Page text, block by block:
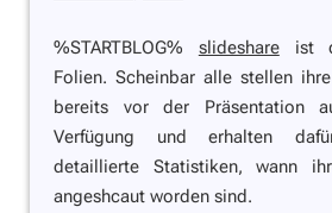
%STARTBLOG% slideshareist
Folien. Scheinbar alle stellen
bereits vor der Präsentation
Verfügung und erhalten
detaillierte Statistiken, wann
angeshcaut worden sind.